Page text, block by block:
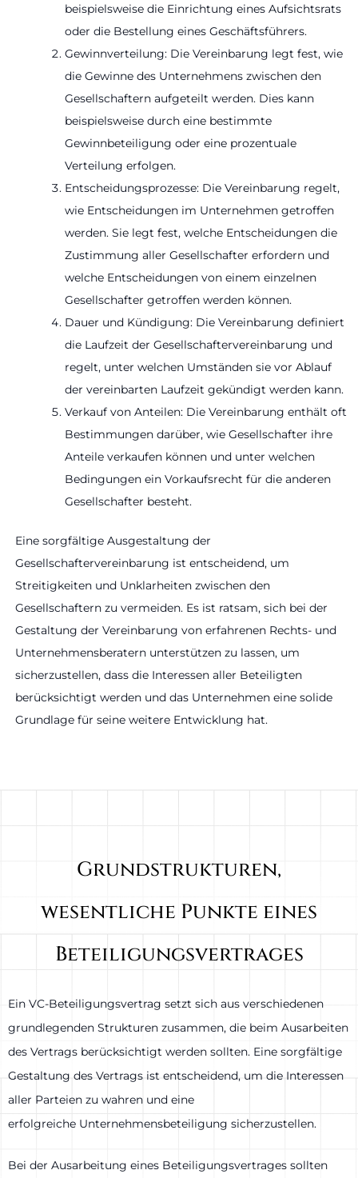
beispielsweise die Einrichtung eines Aufsichtsrats
oder die Bestellung eines Geschäftsführers.
Gewinnverteilung: Die Vereinbarung legt fest, wie
die Gewinne des Unternehmens zwischen den
Gesellschaftern aufgeteilt werden. Dies kann
beispielsweise durch eine bestimmte
Gewinnbeteiligung oder eine prozentuale
Verteilung erfolgen.
Entscheidungsprozesse: Die Vereinbarung regelt,
wie Entscheidungen im Unternehmen getroffen
werden. Sie legt fest, welche Entscheidungen die
Zustimmung aller Gesellschafter erfordern und
welche Entscheidungen von einem einzelnen
Gesellschafter getroffen werden können.
Dauer und Kündigung: Die Vereinbarung definiert
die Laufzeit der Gesellschaftervereinbarung und
regelt, unter welchen Umständen sie vor Ablauf
der vereinbarten Laufzeit gekündigt werden kann.
Verkauf von Anteilen: Die Vereinbarung enthält oft
Bestimmungen darüber, wie Gesellschafter ihre
Anteile verkaufen können und unter welchen
Bedingungen ein Vorkaufsrecht für die anderen
Gesellschafter besteht.
Eine sorgfältige Ausgestaltung der
Gesellschaftervereinbarung ist entscheidend, um
Streitigkeiten und Unklarheiten zwischen den
Gesellschaftern zu vermeiden. Es ist ratsam, sich bei der
Gestaltung der Vereinbarung von erfahrenen Rechts- und
Unternehmensberatern unterstützen zu lassen, um
sicherzustellen, dass die Interessen aller Beteiligten
berücksichtigt werden und das Unternehmen eine solide
Grundlage für seine weitere Entwicklung hat.
Grundstrukturen,
wesentliche Punkte eines
Beteiligungsvertrages
Ein VC-Beteiligungsvertrag setzt sich aus verschiedenen
grundlegenden Strukturen zusammen, die beim Ausarbeiten
des Vertrags berücksichtigt werden sollten. Eine sorgfältige
Gestaltung des Vertrags ist entscheidend, um die Interessen
aller Parteien zu wahren und eine
erfolgreiche Unternehmensbeteiligung sicherzustellen.
Bei der Ausarbeitung eines Beteiligungsvertrages sollten